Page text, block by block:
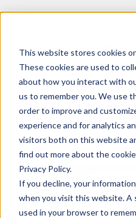
This website stores cookies
These cookies are used to
about how you interact with
us to remember you. We use
order to improve and
experience and for analytics
visitors both on this website
find out more about the
Privacy Policy.
If you decline, your
when you visit this website. A
used in your browser to
完全無料！圧巻の
冊が
『HubSpot 大百
すぐダウ
※ 2023年に出版された初
された改訂版（最